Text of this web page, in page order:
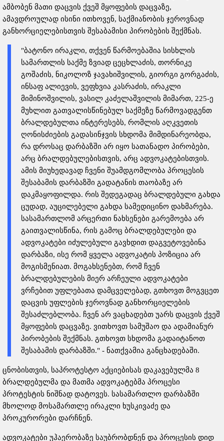
ამბობენ მათი დაცვის ქვეშ მყოფების დაცვაზე,
ამავდროულად ისინი ითხოვენ, საქმიანობის ჯეროვნად
განხორციელებისთვის შესაბამისი პირობების შექმნას.
"ბატონო ირაკლი, თქვენ წარმოებაშია სისხლის
სამართლის საქმე ზვიად ცეცხლაძის, თორნიკე
გოშაძის, ნიკოლოზ ჯავახიშვილის, გიორგი გორგაძის,
ინსაფ ალიევის, ვეფხვია კასრაძის, ირაკლი
მიმინოშვილის, ვასილ კაძელაშვილის მიმართ, 225-ე
მუხლით გათვალისწინებულ საქმეზე წარმოვადგენთ
ბრალდებულთა ინტერესებს, რომლის აღკვეთის
ღონისძიების გადასინჯვის სხდომა მიმდინარეობდა,
რა დროსაც დარბაზში არ იყო სათანადო პირობები,
არც ბრალდებულებისთვის, არც ადვოკატებისთვის.
ამის მიუხედავად ჩვენი შუამდგომლობა პროცესის
შესაბამის დარბაზში გადატანის თაობაზე არ
დაკმაყოფილდა. რის შედეგადაც ბრალდებული გახდა
ცუდად, აუცილებელი გახდა სამედიცინო დახმარება.
სასამართლომ არცერთი ნახსენები გარემოება არ
გაითვალისწინა, რის გამოც ბრალდებულები და
ადვოკატები იძულებული გავხდით დაგვეტოვებინა
დარბაზი, ისე რომ ყველა ადვოკატის პოზიცია არ
მოგისმენიათ. მოგახსენებთ, რომ ჩვენ
ბრალდებულების მიერ არჩეული ადვოკატები
ვრჩებით უფლებათა დამცველებად, გთხოვთ მოგვცეთ
დაცვის უფლების ჯეროვნად განხორციელების
შესაძლებლობა. ჩვენ არ ვაცხადებთ უარს დაცვის ქვეშ
მყოფების დაცვაზე. ვითხოვთ სამუშაო და ადამიანურ
პირობების შექმნას. გთხოვთ სხდომა გადაიტანოთ
შესაბამის დარბაზში." - ნათქვამია განცხადებაში.
ცნობისთვის, საპროტესტო აქციებისას დაკავებულმა 8
ბრალდებულმა და მათმა ადვოკატებმა პროცესი
პროტესტის ნიშნად დატოვეს. სასამართლო დარბაზში
მხოლოდ მოსამართლე ირაკლი ხუსკივაძე და
პროკურორები დარჩნენ.
ადვოკატები უჰაერობაზე საუბრობდნენ და პროცესის დიდ